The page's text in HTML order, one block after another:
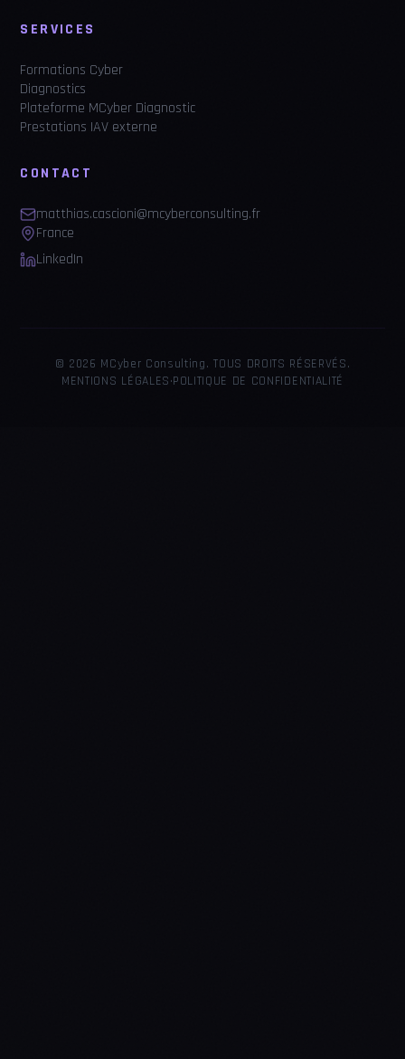
SERVICES
Formations Cyber
Diagnostics
Plateforme MCyber Diagnostic
Prestations IAV externe
CONTACT
matthias.cascioni@mcyberconsulting.fr
France
LinkedIn
© 2026 MCyber Consulting. TOUS DROITS RÉSERVÉS.
MENTIONS LÉGALES·POLITIQUE DE CONFIDENTIALITÉ